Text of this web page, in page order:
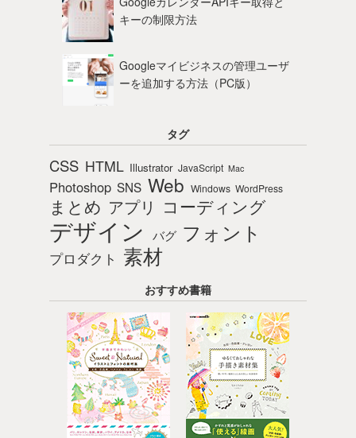
キーの制限方法
Googleマイビジネスの管理ユーザ
ーを追加する方法（PC版）
タグ
CSS HTML Illustrator JavaScript Mac
Photoshop SNS Web Windows WordPress
まとめ アプリ コーディング
デザイン バグ フォント
プロダクト 素材
おすすめ書籍